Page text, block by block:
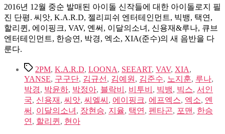
2016
년
12
월
중
2016년 12월 중순 발매된 아이돌 신작들에 대한 아이돌로지 필
진 단평. 씨앗, K.A.R.D, 젤리피쉬 엔터테인먼트, 빅뱅, 택연,
할리퀸, 에이핑크, VAV, 옌써, 이달의소녀, 신용재&루나, 큐브
엔터테인먼트, 한승연, 박경, 엑소, XIA(준수)의 새 음반을 다
룬다.
Tags2PM, K.A.R.D, LOONA, SEEART, VAV, XIA,
YANSE, 구구단, 김규선 , 김예원 , 김준수, 노지훈, 루나,
박경, 박윤하, 박정아, 블락비 , 비투비 , 빅뱅, 빅스, 서인
국, 신용재 , 씨앗, 씨엘씨 , 에이핑크, 에프엑스, 엑소, 옌
써 , 이달의소녀 , 장현승, 지율, 택연 , 펜타곤, 포맨 , 한승
연 , 할리퀸 , 현아